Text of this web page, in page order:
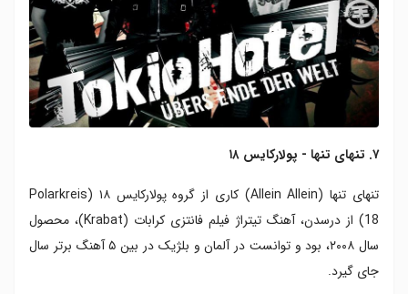
۷. تنهای تنها - پولارکایس ۱۸
تنهای تنها (Allein Allein) کاری از گروه پولارکایس ۱۸ (Polarkreis
18) از درسدن، آهنگ تیتراژ فیلم فانتزی کرابات (Krabat)، محصول
سال ۲۰۰۸، بود و توانست در آلمان و بلژیک در بین ۵ آهنگ برتر سال
جای گیرد.